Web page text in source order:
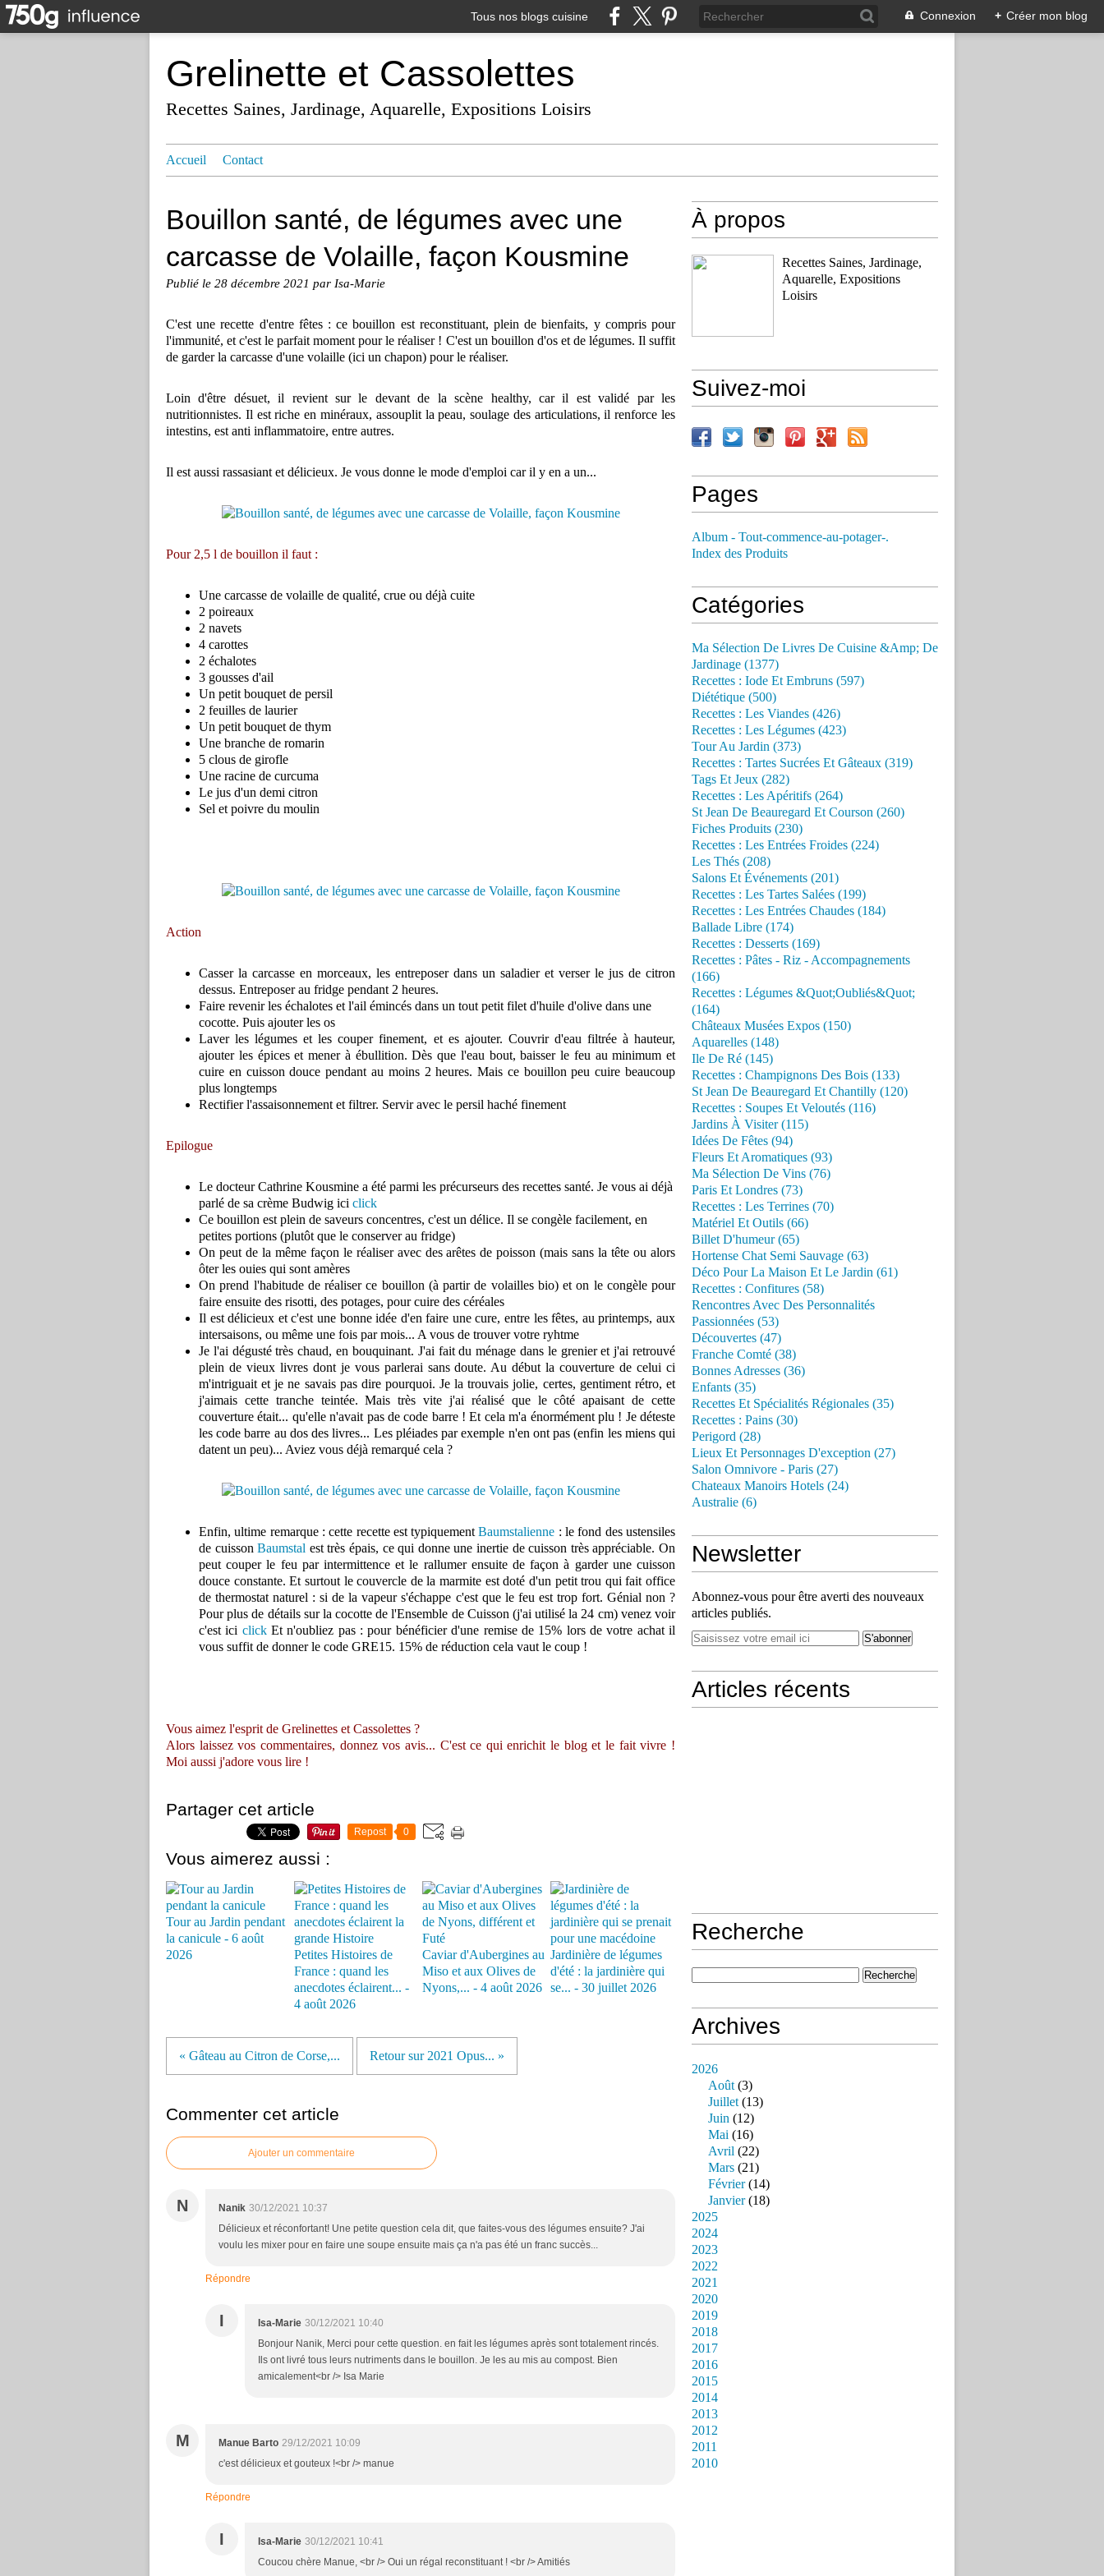
Tous nos blogs cuisine Connexion + Créer mon blog
Grelinette et Cassolettes
Recettes Saines, Jardinage, Aquarelle, Expositions Loisirs
Accueil Contact
Bouillon santé, de légumes avec une
carcasse de Volaille, façon Kousmine
Publié le 28 décembre 2021 par Isa-Marie
C'est une recette d'entre fêtes : ce bouillon est reconstituant, plein de bienfaits, y compris pour
l'immunité, et c'est le parfait moment pour le réaliser ! C'est un bouillon d'os et de légumes. Il suffit
de garder la carcasse d'une volaille (ici un chapon) pour le réaliser.
Loin d'être désuet, il revient sur le devant de la scène healthy, car il est validé par les
nutritionnistes. Il est riche en minéraux, assouplit la peau, soulage des articulations, il renforce les
intestins, est anti inflammatoire, entre autres.
Il est aussi rassasiant et délicieux. Je vous donne le mode d'emploi car il y en a un...
Pour 2,5 l de bouillon il faut :
Une carcasse de volaille de qualité, crue ou déjà cuite
2 poireaux
2 navets
4 carottes
2 échalotes
3 gousses d'ail
Un petit bouquet de persil
2 feuilles de laurier
Un petit bouquet de thym
Une branche de romarin
5 clous de girofle
Une racine de curcuma
Le jus d'un demi citron
Sel et poivre du moulin
Action
Casser la carcasse en morceaux, les entreposer dans un saladier et verser le jus de citron
dessus. Entreposer au fridge pendant 2 heures.
Faire revenir les échalotes et l'ail émincés dans un tout petit filet d'huile d'olive dans une
cocotte. Puis ajouter les os
Laver les légumes et les couper finement, et es ajouter. Couvrir d'eau filtrée à hauteur,
ajouter les épices et mener à ébullition. Dès que l'eau bout, baisser le feu au minimum et
cuire en cuisson douce pendant au moins 2 heures. Mais ce bouillon peu cuire beaucoup
plus longtemps
Rectifier l'assaisonnement et filtrer. Servir avec le persil haché finement
Epilogue
Le docteur Cathrine Kousmine a été parmi les précurseurs des recettes santé. Je vous ai déjà
parlé de sa crème Budwig ici click
Ce bouillon est plein de saveurs concentres, c'est un délice. Il se congèle facilement, en
petites portions (plutôt que le conserver au fridge)
On peut de la même façon le réaliser avec des arêtes de poisson (mais sans la tête ou alors
ôter les ouies qui sont amères
On prend l'habitude de réaliser ce bouillon (à partir de volailles bio) et on le congèle pour
faire ensuite des risotti, des potages, pour cuire des céréales
Il est délicieux et c'est une bonne idée d'en faire une cure, entre les fêtes, au printemps, aux
intersaisons, ou même une fois par mois... A vous de trouver votre ryhtme
Je l'ai dégusté très chaud, en bouquinant. J'ai fait du ménage dans le grenier et j'ai retrouvé
plein de vieux livres dont je vous parlerai sans doute. Au début la couverture de celui ci
m'intriguait et je ne savais pas dire pourquoi. Je la trouvais jolie, certes, gentiment rétro, et
j'aimais cette tranche teintée. Mais très vite j'ai réalisé que le côté apaisant de cette
couverture était... qu'elle n'avait pas de code barre ! Et cela m'a énormément plu ! Je déteste
les code barre au dos des livres... Les pléiades par exemple n'en ont pas (enfin les miens qui
datent un peu)... Aviez vous déjà remarqué cela ?
Enfin, ultime remarque : cette recette est typiquementBaumstalienne : le fond des ustensiles
de cuissonBaumstal est très épais, ce qui donne une inertie de cuisson très appréciable. On
peut couper le feu par intermittence et le rallumer ensuite de façon à garder une cuisson
douce constante. Et surtout le couvercle de la marmite est doté d'un petit trou qui fait office
de thermostat naturel : si de la vapeur s'échappe c'est que le feu est trop fort. Génial non ?
Pour plus de détails sur la cocotte de l'Ensemble de Cuisson (j'ai utilisé la 24 cm) venez voir
c'est ici clickEt n'oubliez pas : pour bénéficier d'une remise de 15% lors de votre achat il
vous suffit de donner le code GRE15. 15% de réduction cela vaut le coup !
Vous aimez l'esprit de Grelinettes et Cassolettes ?
Alors laissez vos commentaires, donnez vos avis... C'est ce qui enrichit le blog et le fait vivre !
Moi aussi j'adore vous lire !
Partager cet article
Repost 0
Vous aimerez aussi :
Tour au Jardin pendant
la canicule - 6 août
2026
Petites Histoires de
France : quand les
anecdotes éclairent... -
4 août 2026
Caviar d'Aubergines au
Miso et aux Olives de
Nyons,... - 4 août 2026
Jardinière de légumes
d'été : la jardinière qui
se... - 30 juillet 2026
« Gâteau au Citron de Corse,... Retour sur 2021 Opus... »
Commenter cet article
Ajouter un commentaire
N Nanik 30/12/2021 10:37
Délicieux et réconfortant! Une petite question cela dit, que faites-vous des légumes ensuite? J'ai
voulu les mixer pour en faire une soupe ensuite mais ça n'a pas été un franc succès...
Répondre
I Isa-Marie 30/12/2021 10:40
Bonjour Nanik, Merci pour cette question. en fait les légumes après sont totalement rincés.
Ils ont livré tous leurs nutriments dans le bouillon. Je les au mis au compost. Bien
amicalement<br /> Isa Marie
M Manue Barto 29/12/2021 10:09
c'est délicieux et gouteux !<br /> manue
Répondre
I Isa-Marie 30/12/2021 10:41
Coucou chère Manue, <br /> Oui un régal reconstituant ! <br /> Amitiés
À propos
Recettes Saines, Jardinage,
Aquarelle, Expositions
Loisirs
Suivez-moi
Pages
Album - Tout-commence-au-potager-.
Index des Produits
Catégories
Ma Sélection De Livres De Cuisine &Amp; De
Jardinage (1377)
Recettes : Iode Et Embruns (597)
Diététique (500)
Recettes : Les Viandes (426)
Recettes : Les Légumes (423)
Tour Au Jardin (373)
Recettes : Tartes Sucrées Et Gâteaux (319)
Tags Et Jeux (282)
Recettes : Les Apéritifs (264)
St Jean De Beauregard Et Courson (260)
Fiches Produits (230)
Recettes : Les Entrées Froides (224)
Les Thés (208)
Salons Et Événements (201)
Recettes : Les Tartes Salées (199)
Recettes : Les Entrées Chaudes (184)
Ballade Libre (174)
Recettes : Desserts (169)
Recettes : Pâtes - Riz - Accompagnements
(166)
Recettes : Légumes &Quot;Oubliés&Quot;
(164)
Châteaux Musées Expos (150)
Aquarelles (148)
Ile De Ré (145)
Recettes : Champignons Des Bois (133)
St Jean De Beauregard Et Chantilly (120)
Recettes : Soupes Et Veloutés (116)
Jardins À Visiter (115)
Idées De Fêtes (94)
Fleurs Et Aromatiques (93)
Ma Sélection De Vins (76)
Paris Et Londres (73)
Recettes : Les Terrines (70)
Matériel Et Outils (66)
Billet D'humeur (65)
Hortense Chat Semi Sauvage (63)
Déco Pour La Maison Et Le Jardin (61)
Recettes : Confitures (58)
Rencontres Avec Des Personnalités
Passionnées (53)
Découvertes (47)
Franche Comté (38)
Bonnes Adresses (36)
Enfants (35)
Recettes Et Spécialités Régionales (35)
Recettes : Pains (30)
Perigord (28)
Lieux Et Personnages D'exception (27)
Salon Omnivore - Paris (27)
Chateaux Manoirs Hotels (24)
Australie (6)
Newsletter
Abonnez-vous pour être averti des nouveaux
articles publiés.
Articles récents
Recherche
Archives
2026
Août(3)
Juillet(13)
Juin (12)
Mai (16)
Avril (22)
Mars (21)
Février(14)
Janvier(18)
2025
2024
2023
2022
2021
2020
2019
2018
2017
2016
2015
2014
2013
2012
2011
2010